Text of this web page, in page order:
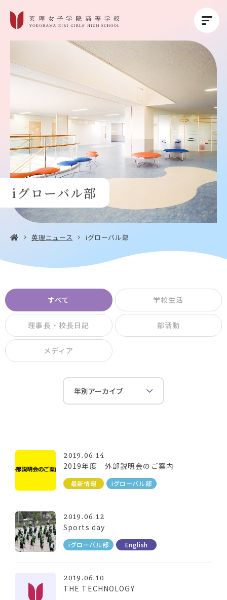
英理女子学院について
英理女子学院の教育
コース紹介
学校生活
進路・進学
受験生の方へ
アクセス
お問い合わせ・
資料請求
EN
Instagram
iグローバル部
英理ニュース iグローバル部
すべて 学校生活
理事長・校長日記 部活動
メディア
2019.06.14
2019年度 外部説明会のご案内
最新情報 iグローバル部
2019.06.12
Sports day
English
iグローバル部
2019.06.10
THE TECHNOLOGY